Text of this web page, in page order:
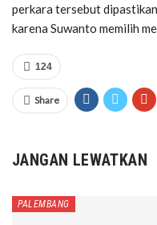
perkara tersebut
karena Suwanto memilih
124
Share
JANGAN LEWATKAN
PALEMBANG